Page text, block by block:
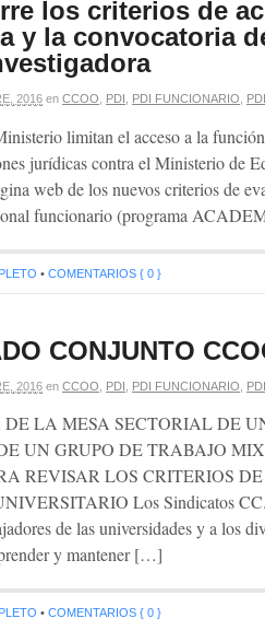
los criterios de
y la convocatoria
2016 en CCOO PDI PDI FUNCIONARIO
limitan el acceso a la
jurídicas contra el Ministerio de
web de los nuevos criterios de
funcionario (programa
• COMENTARIOS { 0 }
CONJUNTO
2016 en CCOO PDI PDI FUNCIONARIO
LA MESA SECTORIAL DE
UN GRUPO DE TRABAJO
REVISAR LOS CRITERIOS
Los Sindicatos
de las universidades y a los
y mantener […]
• COMENTARIOS { 0 }